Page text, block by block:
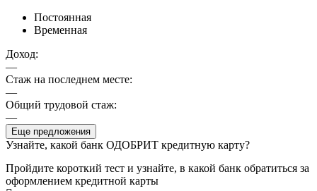
Постоянная
Временная
Доход:
—
Стаж на последнем месте:
—
Общий трудовой стаж:
—
Еще предложения
Узнайте, какой банк ОДОБРИТ кредитную карту?
Пройдите короткий тест и узнайте, в какой банк обратиться за
оформлением кредитной карты